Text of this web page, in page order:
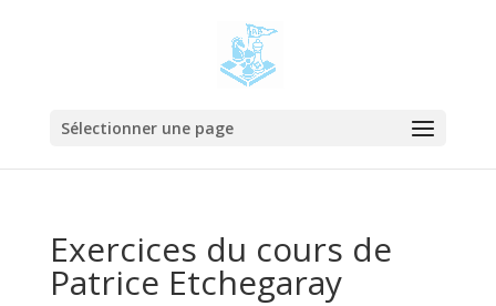
Sélectionner une page
Exercices du cours de
Patrice Etchegaray